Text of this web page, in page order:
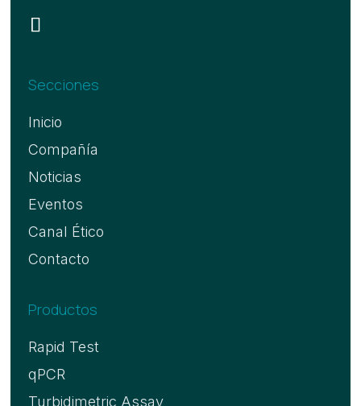
Secciones
Inicio
Compañía
Noticias
Eventos
Canal Ético
Contacto
Productos
Rapid Test
qPCR
Turbidimetric Assay